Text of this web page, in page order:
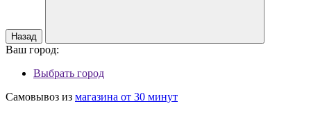
Назад
Ваш город:
Выбрать город
Самовывоз из магазина от 30 минут